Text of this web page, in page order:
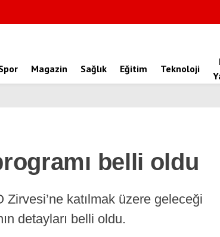
Magazin Sağlık Eğitim Teknoloji
belli oldu
katılmak üzere geleceği
detayları belli oldu.